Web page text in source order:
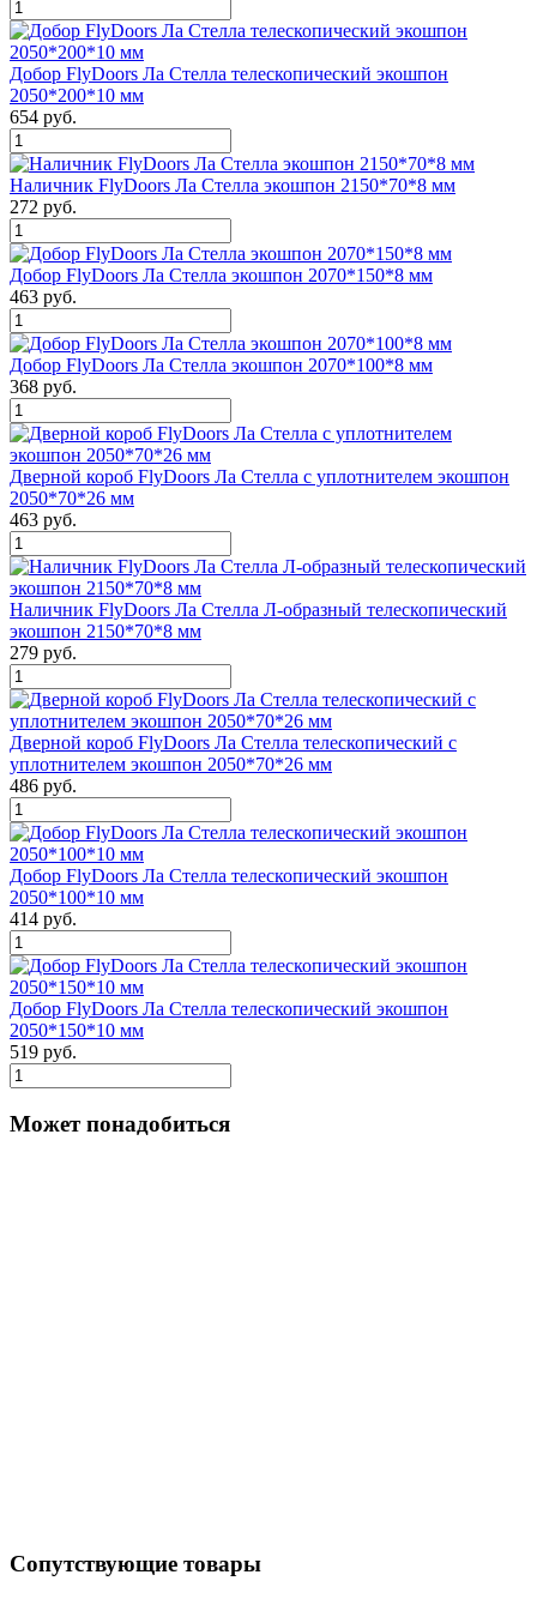
Добор FlyDoors Ла Стелла телескопический экошпон
2050*200*10 мм
654 руб.
Наличник FlyDoors Ла Стелла экошпон 2150*70*8 мм
272 руб.
Добор FlyDoors Ла Стелла экошпон 2070*150*8 мм
463 руб.
Добор FlyDoors Ла Стелла экошпон 2070*100*8 мм
368 руб.
Дверной короб FlyDoors Ла Стелла с уплотнителем экошпон
2050*70*26 мм
463 руб.
Наличник FlyDoors Ла Стелла Л-образный телескопический
экошпон 2150*70*8 мм
279 руб.
Дверной короб FlyDoors Ла Стелла телескопический с
уплотнителем экошпон 2050*70*26 мм
486 руб.
Добор FlyDoors Ла Стелла телескопический экошпон
2050*100*10 мм
414 руб.
Добор FlyDoors Ла Стелла телескопический экошпон
2050*150*10 мм
519 руб.
Может понадобиться
Сопутствующие товары